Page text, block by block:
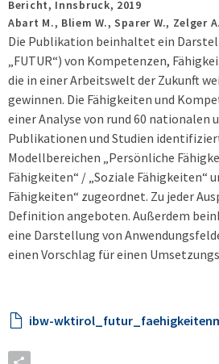
Bericht, Innsbruck, 2019
Abart M., Bliem W., Sparer W., Zelger A.
Die Publikation beinhaltet ein
„FUTUR“) von Kompetenzen,
die in einer Arbeitswelt der Zukunft
gewinnen. Die Fähigkeiten und
einer Analyse von rund 60 nationalen
Publikationen und Studien
Modellbereichen „Persönliche
Fähigkeiten“ / „Soziale Fähigkeiten“
Fähigkeiten“ zugeordnet. Zu jeder
Definition angeboten. Außerdem
eine Darstellung von
einen Vorschlag für einen
ibw-